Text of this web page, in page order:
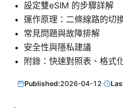
設定雙eSIM 的步驟詳解
運作原理：二條線路的切
常見問題與故障排解
安全性與隱私建議
附錄：快速對照表、格式
Published:2026-04-12·